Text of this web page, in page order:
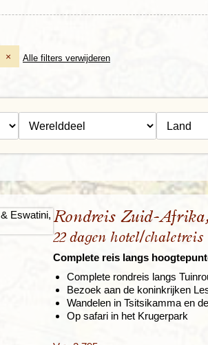
× Alle filters verwijderen
Rondreis Zuid-
22 dagen hotel/chaletreis
Complete reis langs
Complete rondreis langs
Bezoek aan de koninkrijken
Wandelen in Tsitsikamma en
Op safari in het Krugerpark